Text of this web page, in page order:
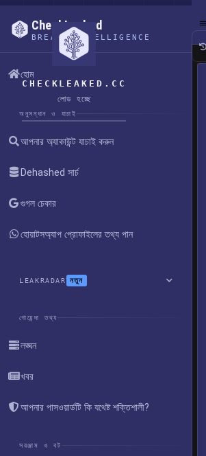
CHECKLEAKED.CC
লোড হচ্ছে
CheckLeaked
BREACH INTELLIGENCE
হোম
অনুসন্ধান ও যাচাই
আপনার অ্যাকাউন্ট যাচাই করুন
Dehashed সার্চ
গুগল চেকার
হোয়াটসঅ্যাপ প্রোফাইলের তথ্য পান
LEAKRADAR নতুন
গোয়েন্দা তথ্য
লঙ্ঘন
খবর
আপনার পাসওয়ার্ডটি কি যথেষ্ট শক্তিশালী?
সরঞ্জাম ও বট